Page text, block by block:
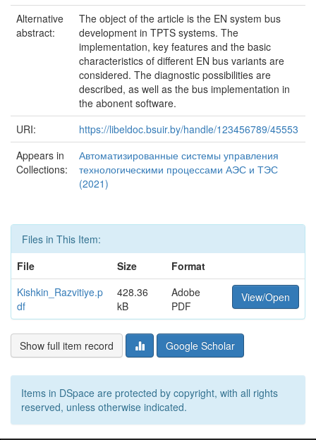
Alternative
abstract:
The object of the article is the EN system bus
development in TPTS systems. The
implementation, key features and the basic
characteristics of different EN bus variants are
considered. The diagnostic possibilities are
described, as well as the bus implementation in
the abonent software.
URI:
https://libeldoc.bsuir.by/handle/123456789/45553
Appears in
Collections:
Автоматизированные системы управления
технологическими процессами АЭС и ТЭС
(2021)
Files in This Item:
File
Size
Format
Kishkin_Razvitiye.p
df
428.36
kB
Adobe
PDF
View/Open
Show full item record Google Scholar
Items in DSpace are protected by copyright, with all rights
reserved, unless otherwise indicated.